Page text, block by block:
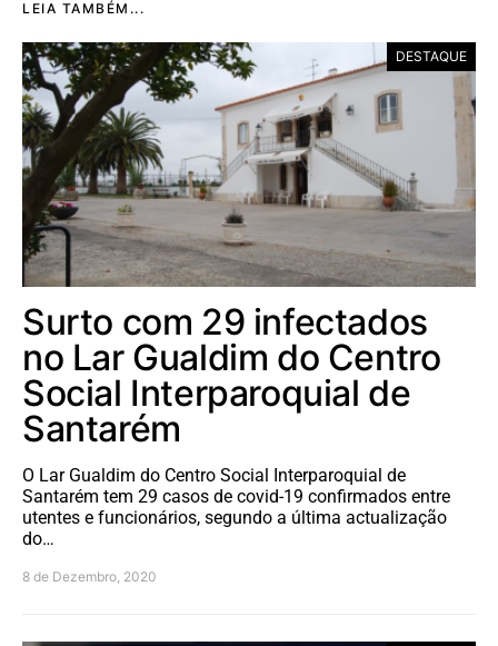
LEIA TAMBÉM...
DESTAQUE
Surto com 29 infectados
no Lar Gualdim do Centro
Social Interparoquial de
Santarém
O Lar Gualdim do Centro Social Interparoquial de
Santarém tem 29 casos de covid-19 confirmados entre
utentes e funcionários, segundo a última actualização
do…
8 de Dezembro, 2020